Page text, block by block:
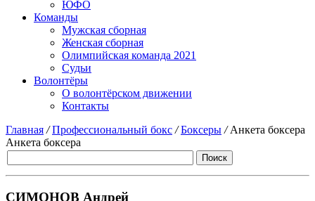
ЮФО
Команды
Мужская сборная
Женская сборная
Олимпийская команда 2021
Судьи
Волонтёры
О волонтёрском движении
Контакты
Главная / Профессиональный бокс / Боксеры /Анкета боксера
Анкета боксера
СИМОНОВ Андрей